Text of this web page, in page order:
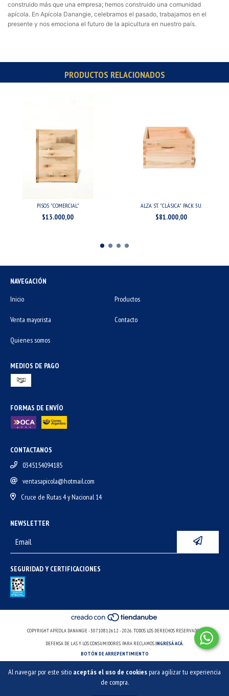
Al navegar por este sitio aceptás el uso de cookiespara agilizar tu experiencia
de compra.
construido más que una empresa; hemos construido una comunidad
apícola. En Apícola Danangie, celebramos el pasado, trabajamos en el
presente y nos emociona el futuro de la apicultura en nuestro país.
PRODUCTOS RELACIONADOS
PISOS "COMERCIAL"
$13.000,00
ALZA ST. "CLÁSICA" PACK 5U.
$81.000,00
NAVEGACIÓN
Inicio
Productos
Venta mayorista Contacto
Quienes somos
MEDIOS DE PAGO
FORMAS DE ENVÍO
CONTACTANOS
0345154094185
ventasapicola@hotmail.com
Cruce de Rutas 4 y Nacional 14
NEWSLETTER
SEGURIDAD Y CERTIFICACIONES
COPYRIGHT APÍCOLA DANANGIE - 30710812612 - 2026. TODOS LOS DERECHOS RESERVADOS.
DEFENSA DE LAS Y LOS CONSUMIDORES. PARA RECLAMOSINGRESÁ ACÁ.
BOTÓN DE ARREPENTIMIENTO